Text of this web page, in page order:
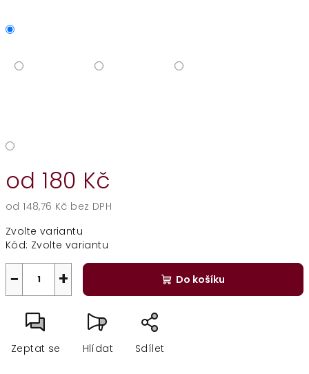
od 180 Kč
od148,76 Kč bez DPH
cena:
Zvolte variantu
Kód: Zvolte variantu
+
− Do košíku
Zeptat se Hlídat Sdílet